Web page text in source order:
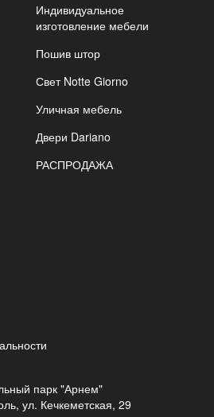
Индивидуальное
изготовление мебели
Пошив штор
Свет Notte Giorno
Уличная мебель
Двери Dariano
РАСПРОДАЖА
парк "Арнем"
ул. Кечкеметская, 29